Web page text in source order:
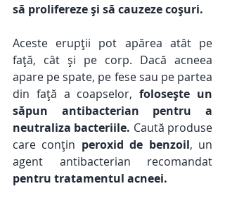
să prolifereze și să cauzeze coșuri.
Aceste erupții pot apărea atât pe
față, cât și pe corp. Dacă acneea
apare pe spate, pe fese sau pe partea
din față a coapselor, folosește un
săpun antibacterian pentru a
neutraliza bacteriile. Caută produse
care conțin peroxid de benzoil, un
pentru tratamentul acneei.